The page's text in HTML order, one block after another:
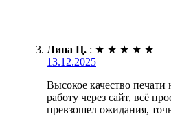
Лина Ц. : ★ ★ ★ ★ ★
13.12.2025
Высокое качество печати
работу через сайт, всё
превзошел ожидания,